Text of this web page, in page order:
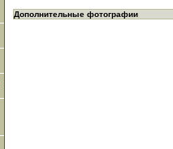
Дополнительные фотографии